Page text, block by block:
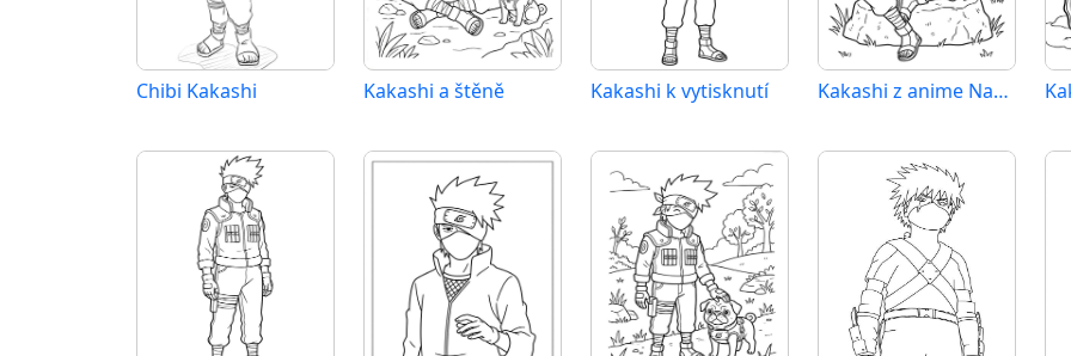
Chibi Kakashi Kakashi a štěně Kakashi k vytisknutí Kakashi z anime Naruto